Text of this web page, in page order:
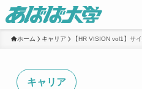
ホーム キャリア 【HR VISION vol1】サ
キャリア